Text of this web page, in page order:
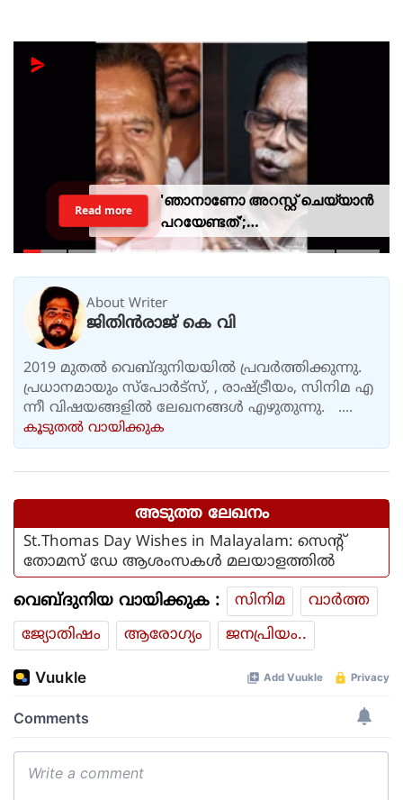
'ഞാനാണോ അറസ്റ്റ് ചെയ്യാൻ
പറയേണ്ടത്';
ടി.ജി.മോഹൻദാസിനെതിരായ
Read more
About Writer
ജിതിൻരാജ് കെ വി
2019 മുതൽ വെബ്ദുനിയയിൽ പ്രവർത്തിക്കുന്നു.
പ്രധാനമായും സ്പോർട്സ്, , രാഷ്ട്രീയം, സിനിമ എ
ന്നീ വിഷയങ്ങളിൽ ലേഖനങ്ങൾ എഴുതുന്നു. ....
കൂടുതല്‍ വായിക്കുക
അടുത്ത ലേഖനം
St.Thomas Day Wishes in Malayalam: സെന്റ്
തോമസ് ഡേ ആശംസകൾ മലയാളത്തിൽ
വെബ്ദുനിയ വായിക്കുക : സിനിമ
വാര്‍ത്ത
ജ്യോതിഷം
ആരോഗ്യം ജനപ്രിയം..